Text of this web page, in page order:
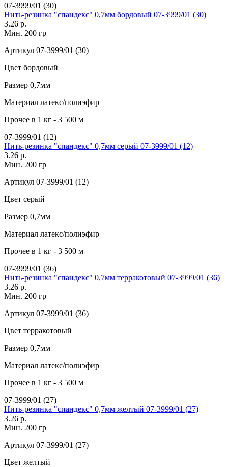
07-3999/01 (30)
Нить-резинка "спандекс" 0,7мм бордовый 07-3999/01 (30)
3.26 р.
Мин. 200 гр
Артикул 07-3999/01 (30)
Цвет бордовый
Размер 0,7мм
Материал латекс/полиэфир
Прочее в 1 кг - 3 500 м
07-3999/01 (12)
Нить-резинка "спандекс" 0,7мм серый 07-3999/01 (12)
3.26 р.
Мин. 200 гр
Артикул 07-3999/01 (12)
Цвет серый
Размер 0,7мм
Материал латекс/полиэфир
Прочее в 1 кг - 3 500 м
07-3999/01 (36)
Нить-резинка "спандекс" 0,7мм терракотовый 07-3999/01 (36)
3.26 р.
Мин. 200 гр
Артикул 07-3999/01 (36)
Цвет терракотовый
Размер 0,7мм
Материал латекс/полиэфир
Прочее в 1 кг - 3 500 м
07-3999/01 (27)
Нить-резинка "спандекс" 0,7мм желтый 07-3999/01 (27)
3.26 р.
Мин. 200 гр
Артикул 07-3999/01 (27)
Цвет желтый